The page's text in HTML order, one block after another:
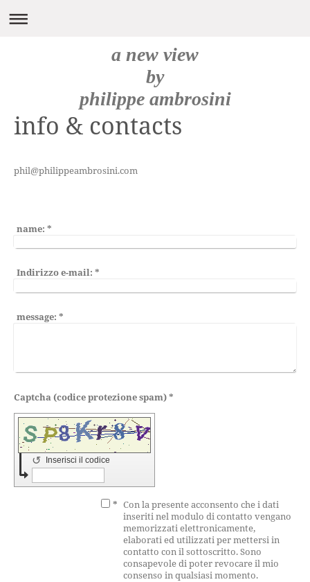
a new view
by
philippe ambrosini
info & contacts
phil@philippeambrosini.com
name: *
Indirizzo e-mail: *
message: *
Captcha (codice protezione spam) *
Inserisci il codice
↺
* Con la presente acconsento che i dati
inseriti nel modulo di contatto vengano
memorizzati elettronicamente,
elaborati ed utilizzati per mettersi in
contatto con il sottoscritto. Sono
consapevole di poter revocare il mio
consenso in qualsiasi momento.